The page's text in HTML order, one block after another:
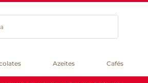
Azeites Cafés